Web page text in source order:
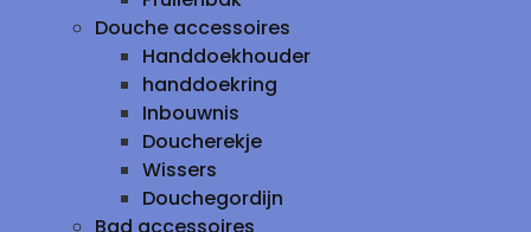
Douche accessoires
Handdoekhouder
handdoekring
Inbouwnis
Doucherekje
Wissers
Douchegordijn
Bad accessoires